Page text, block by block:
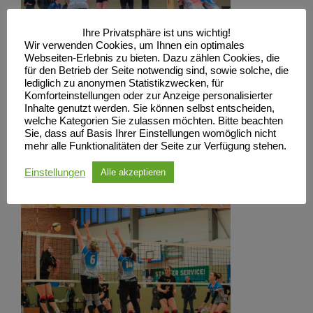
Ihre Privatsphäre ist uns wichtig!
Wir verwenden Cookies, um Ihnen ein optimales
Webseiten-Erlebnis zu bieten. Dazu zählen Cookies, die
für den Betrieb der Seite notwendig sind, sowie solche, die
lediglich zu anonymen Statistikzwecken, für
Komforteinstellungen oder zur Anzeige personalisierter
Inhalte genutzt werden. Sie können selbst entscheiden,
welche Kategorien Sie zulassen möchten. Bitte beachten
Sie, dass auf Basis Ihrer Einstellungen womöglich nicht
mehr alle Funktionalitäten der Seite zur Verfügung stehen.
Einstellungen Alle akzeptieren